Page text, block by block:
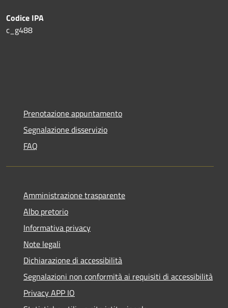
Codice IPA
c_g488
Prenotazione appuntamento
Segnalazione disservizio
FAQ
Amministrazione trasparente
Albo pretorio
Informativa privacy
Note legali
Dichiarazione di accessibilità
Segnalazioni non conformità ai requisiti di accessibilità
Privacy APP IO